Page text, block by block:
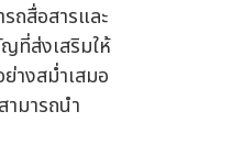
ถสื่อสารและ
ที่ส่งเสริมให้
างสม่ำเสมอ
มารถนำ